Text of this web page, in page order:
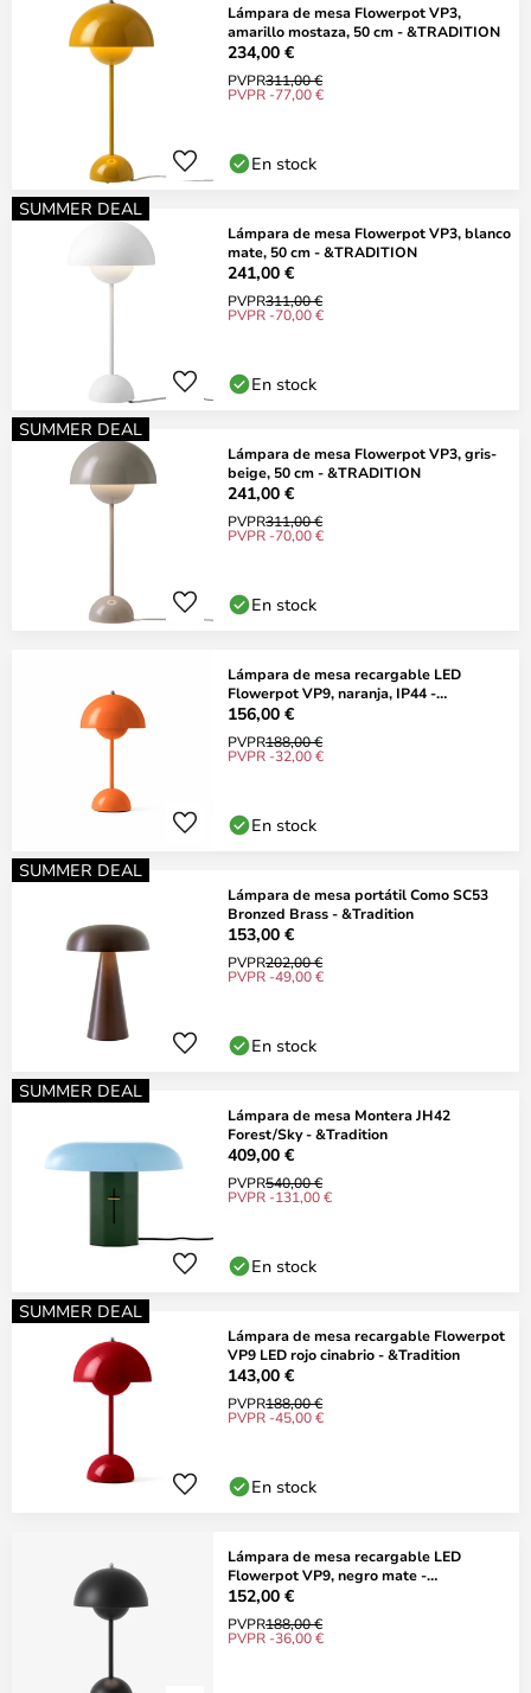
Lámpara de mesa Flowerpot VP3,
amarillo mostaza, 50 cm - &TRADITION
234,00 €
PVPR311,00 €
PVPR -77,00 €
En stock
SUMMER DEAL
Lámpara de mesa Flowerpot VP3, blanco
mate, 50 cm - &TRADITION
241,00 €
PVPR311,00 €
PVPR -70,00 €
En stock
SUMMER DEAL
Lámpara de mesa Flowerpot VP3, gris-
beige, 50 cm - &TRADITION
241,00 €
PVPR311,00 €
PVPR -70,00 €
En stock
Lámpara de mesa recargable LED
Flowerpot VP9, naranja, IP44 -
&TRADITION
156,00 €
PVPR188,00 €
PVPR -32,00 €
En stock
SUMMER DEAL
Lámpara de mesa portátil Como SC53
Bronzed Brass - &Tradition
153,00 €
PVPR202,00 €
PVPR -49,00 €
En stock
SUMMER DEAL
Lámpara de mesa Montera JH42
Forest/Sky - &Tradition
409,00 €
PVPR540,00 €
PVPR -131,00 €
En stock
SUMMER DEAL
Lámpara de mesa recargable Flowerpot
VP9 LED rojo cinabrio - &Tradition
143,00 €
PVPR188,00 €
PVPR -45,00 €
En stock
Lámpara de mesa recargable LED
Flowerpot VP9, negro mate -
&TRADITION
152,00 €
PVPR188,00 €
PVPR -36,00 €